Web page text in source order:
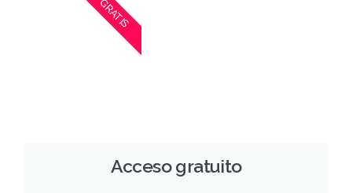
Acceso gratuito
GRATIS